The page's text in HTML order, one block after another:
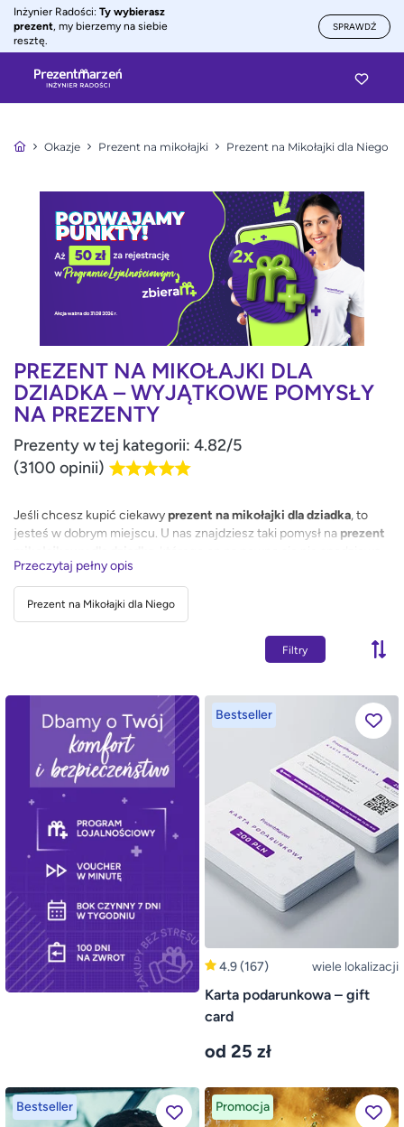
Inżynier Radości: Ty wybierasz
prezent, my bierzemy na siebie
resztę.
SPRAWDŹ
Okazje Prezent na mikołajki Prezent na Mikołajki dla Niego
PREZENT NA MIKOŁAJKI DLA
DZIADKA – WYJĄTKOWE POMYSŁY
NA PREZENTY
Prezenty w tej kategorii: 4.82/5
(3100 opinii)
Jeśli chcesz kupić ciekawyprezent na mikołajki dla dziadka, to
jesteś w dobrym miejscu. U nas znajdziesz taki pomysł na prezent
Sprawdź nasze propozycje i wybierz coś wyjątkowego.
Przeczytaj pełny opis
Prezent na Mikołajki dla Niego
Filtry
Bestseller
4.9(167) wiele lokalizacji
Karta podarunkowa – gift
card
od 25 zł
Bestseller Promocja